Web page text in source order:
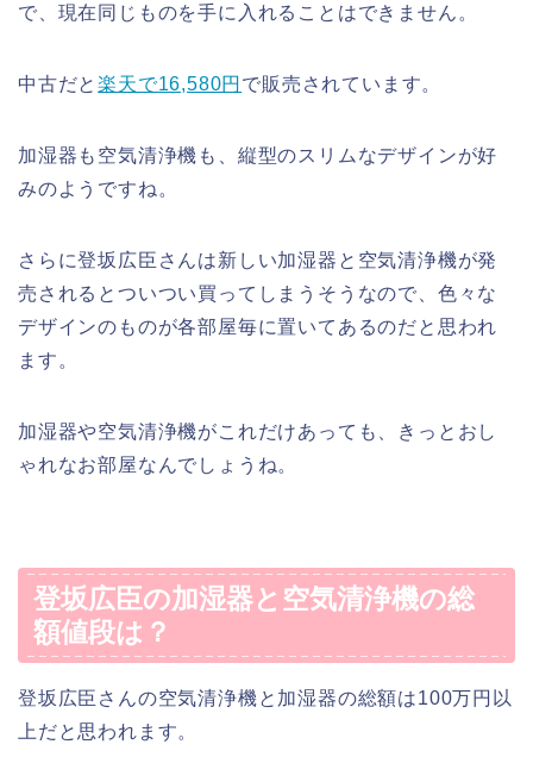
で、現在同じものを手に入れることはできません。
中古だと楽天で16,580円 で販売されています。
加湿器も空気清浄機も、縦型のスリムなデザインが好
みのようですね。
さらに登坂広臣さんは新しい加湿器と空気清浄機が発
売されるとついつい買ってしまうそうなので、色々な
デザインのものが各部屋毎に置いてあるのだと思われ
ます。
加湿器や空気清浄機がこれだけあっても、きっとおし
ゃれなお部屋なんでしょうね。
登坂広臣の加湿器と空気清浄機の総
額値段は？
登坂広臣さんの空気清浄機と加湿器の総額は100万円以
上だと思われます。